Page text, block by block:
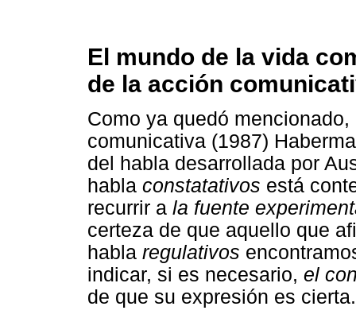
El mundo de la vida
de la acción
Como ya quedó
comunicativa (1987)
del habla desarrollada por
habla constatativos está
recurrir a la fuente
certeza de que aquello que
habla regulativos
indicar, si es necesario, el
de que su expresión es cierta.